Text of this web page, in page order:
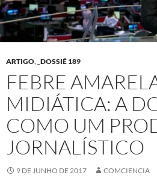
ARTIGO, _DOSSIÊ 189
FEBRE
MIDIÁTICA: A
COMO UM
JORNALÍSTICO
9 DE JUNHO DE 2017 COMCIENCIA